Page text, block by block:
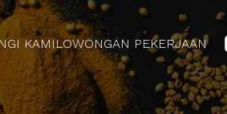
KAMILOWONGAN PEKERJAAN